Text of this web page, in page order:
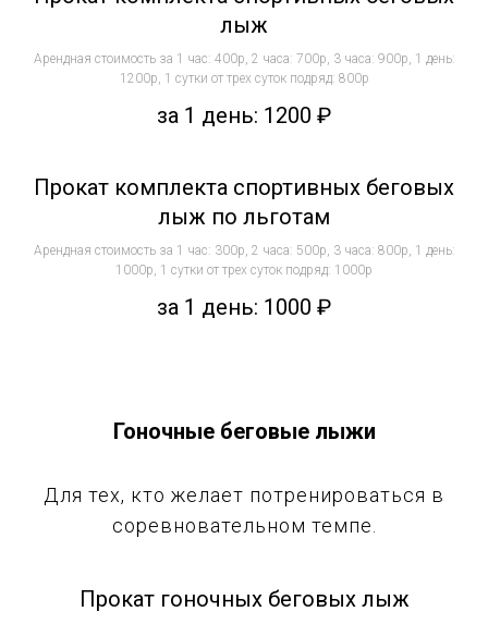
лыж
Арендная стоимость за 1 час: 400р, 2 часа: 700р, 3 часа: 900р, 1 день:
1200р, 1 сутки от трех суток подряд: 800р
за 1 день: 1200 ₽
Прокат комплекта спортивных беговых
лыж по льготам
Арендная стоимость за 1 час: 300р, 2 часа: 500р, 3 часа: 800р, 1 день:
1000р, 1 сутки от трех суток подряд: 1000р
за 1 день: 1000 ₽
Гоночные беговые лыжи
Для тех, кто желает потренироваться в
соревновательном темпе.
Прокат гоночных беговых лыж